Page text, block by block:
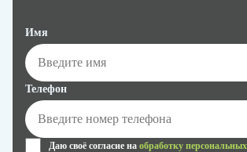
Имя
Телефон
Даю своё согласие на обработку